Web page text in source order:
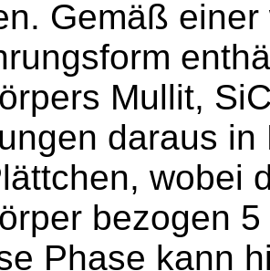
Gemäß
Mullit,
daraus
wobei
bezogen
Phase kann